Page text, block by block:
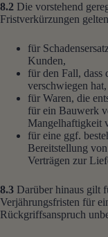
8.2 Die vorstehend
Fristverkürzungen
für
Kunden,
für den Fall, dass
verschwiegen hat,
für Waren, die
für ein Bauwerk
Mangelhaftigkeit
für eine ggf.
Bereitstellung
Verträgen zur
8.3 Darüber hinaus gilt
Verjährungsfristen für
Rückgriffsanspruch